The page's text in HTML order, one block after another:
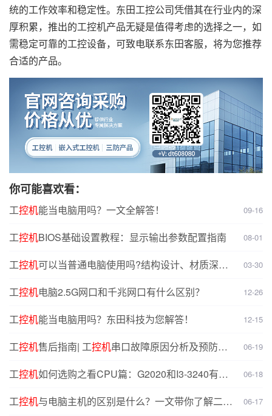
统的工作效率和稳定性。东田工控公司凭借其在行业内的深
厚积累，推出的工控机产品无疑是值得考虑的选择之一，如
需稳定可靠的工控设备，可致电联系东田客服，将为您推荐
合适的产品。
你可能喜欢看：
工控机能当电脑用吗？一文全解答！ 09-16
工控机BIOS基础设置教程：显示输出参数配置指南 08-01
工控机可以当普通电脑使用吗?结构设计、材质深度
03-30
工控机电脑2.5G网口和千兆网口有什么区别？ 12-26
工控机能当电脑用吗？东田科技为您解答！ 12-15
工控机售后指南| 工控机串口故障原因分析及预防解
06-19
工控机如何选购之看CPU篇：G2020和I3-3240有什
06-18
工控机与电脑主机的区别是什么？一文带你了解二者
06-17